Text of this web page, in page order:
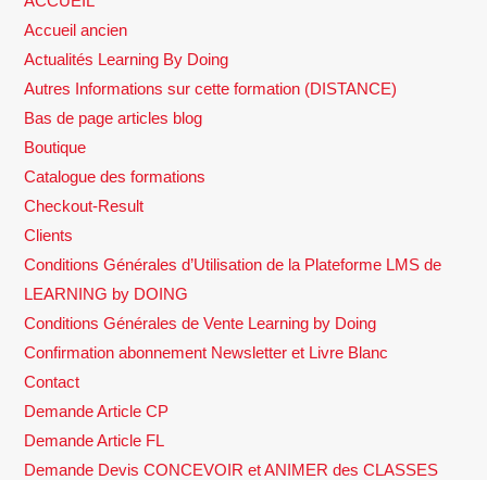
Accueil ancien
Actualités Learning By Doing
Autres Informations sur cette formation (DISTANCE)
Bas de page articles blog
Boutique
Catalogue des formations
Checkout-Result
Clients
Conditions Générales d’Utilisation de la Plateforme LMS de
LEARNING by DOING
Conditions Générales de Vente Learning by Doing
Confirmation abonnement Newsletter et Livre Blanc
Contact
Demande Article CP
Demande Article FL
Demande Devis CONCEVOIR et ANIMER des CLASSES